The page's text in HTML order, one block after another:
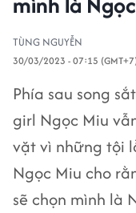
TÙNG NGUYỄN
30/03/2023 - 07:15
Phía sau song
girl Ngọc Miu
vặt vì những tội
Ngọc Miu cho
sẽ chọn mình là